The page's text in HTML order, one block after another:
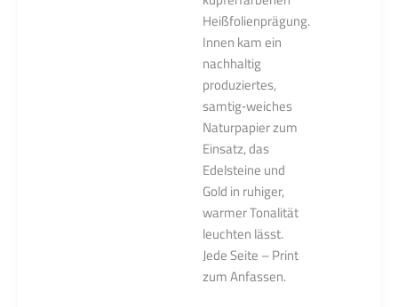
Heißfolienprägung.
Innen kam ein
nachhaltig
produziertes,
samtig‑weiches
Naturpapier zum
Einsatz, das
Edelsteine und
Gold in ruhiger,
warmer Tonalität
leuchten lässt.
Jede Seite – Print
zum Anfassen.